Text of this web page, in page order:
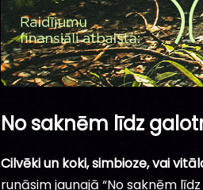
No saknēm līdz
Cilvēki un koki, simbioze, vai
runāsim jaunajā “No saknēm